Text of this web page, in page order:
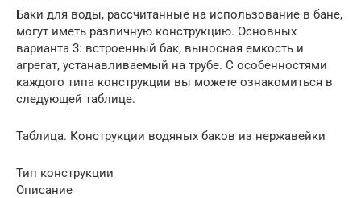
Баки для воды, рассчитанные на использование в бане,
могут иметь различную конструкцию. Основных
варианта 3: встроенный бак, выносная емкость и
агрегат, устанавливаемый на трубе. С особенностями
каждого типа конструкции вы можете ознакомиться в
следующей таблице.
Таблица. Конструкции водяных баков из нержавейки
Тип конструкции
Описание